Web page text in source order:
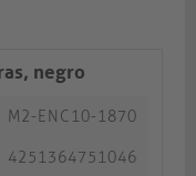
negro
M2-ENC10-1870
4251364751046